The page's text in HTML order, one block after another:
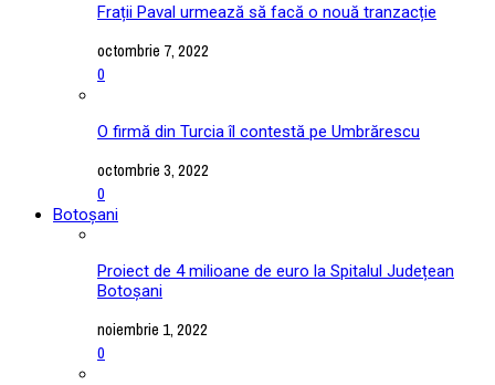
Frații Paval urmează să facă o nouă tranzacție
octombrie 7, 2022
0
O firmă din Turcia îl contestă pe Umbrărescu
octombrie 3, 2022
0
Botoșani
Proiect de 4 milioane de euro la Spitalul Județean
Botoșani
noiembrie 1, 2022
0